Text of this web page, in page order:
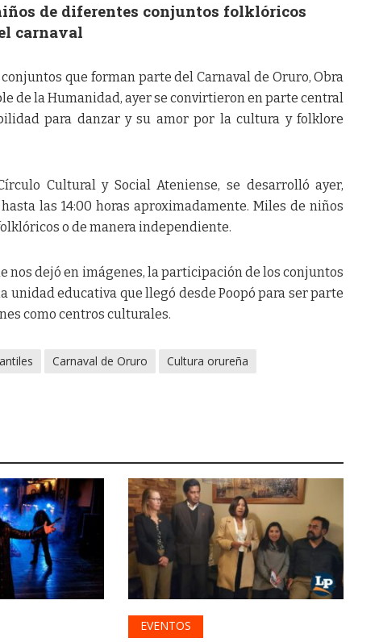
de diferentes conjuntos folklóricos
carnaval
que forman parte del Carnaval de Oruro, Obra
de la Humanidad, ayer se convirtieron en parte central
para danzar y su amor por la cultura y folklore
Cultural y Social Ateniense, se desarrolló ayer,
las 14:00 horas aproximadamente. Miles de niños
o de manera independiente.
nos dejó en imágenes, la participación de los conjuntos
unidad educativa que llegó desde Poopó para ser parte
como centros culturales.
Carnaval de Oruro
Cultura orureña
EVENTOS